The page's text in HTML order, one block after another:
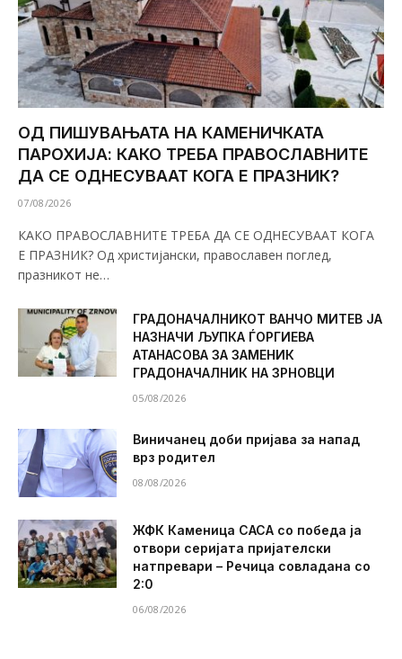
ОД ПИШУВАЊАТА НА КАМЕНИЧКАТА
ПАРОХИЈА: КАКО ТРЕБА ПРАВОСЛАВНИТЕ
ДА СЕ ОДНЕСУВААТ КОГА Е ПРАЗНИК?
07/08/2026
КАКО ПРАВОСЛАВНИТЕ ТРЕБА ДА СЕ ОДНЕСУВААТ КОГА
Е ПРАЗНИК? Од христијански, православен поглед,
празникот не…
ГРАДОНАЧАЛНИКОТ ВАНЧО МИТЕВ ЈА
НАЗНАЧИ ЉУПКА ЃОРГИЕВА
АТАНАСОВА ЗА ЗАМЕНИК
ГРАДОНАЧАЛНИК НА ЗРНОВЦИ
05/08/2026
Виничанец доби пријава за напад
врз родител
08/08/2026
ЖФК Каменица САСА со победа ја
отвори серијата пријателски
натпревари – Речица совладана со
2:0
06/08/2026